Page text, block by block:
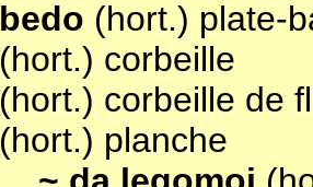
bedo (hort.) plate-
(hort.) corbeille
(hort.) corbeille de
(hort.) planche